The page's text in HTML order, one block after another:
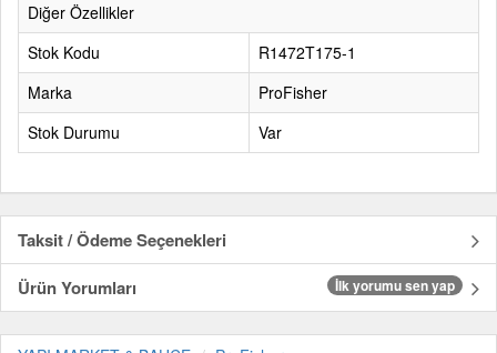
Diğer Özellikler
Stok Kodu
R1472T175-1
Marka
ProFisher
Stok Durumu
Var
Taksit / Ödeme Seçenekleri
Ürün Yorumları
İlk yorumu sen yap